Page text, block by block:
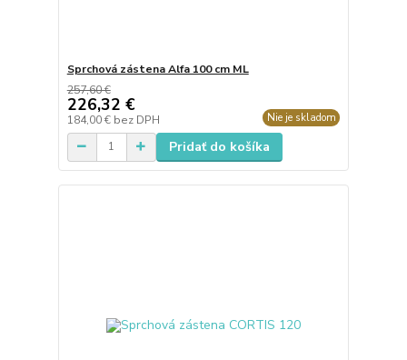
Sprchová zástena Alfa 100 cm ML
257,60 €
226,32 €
184,00 € bez DPH Nie je skladom
Pridať do košíka